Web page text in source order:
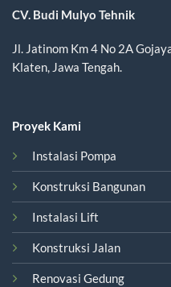
CV. Budi Mulyo Tehnik
Jl. Jatinom Km 4 No 2A
Klaten, Jawa Tengah.
Proyek Kami
Instalasi Pompa
Konstruksi Bangunan
Instalasi Lift
Konstruksi Jalan
Renovasi Gedung